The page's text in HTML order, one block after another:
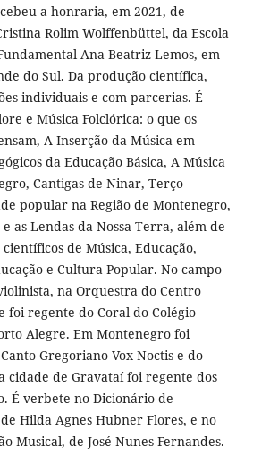
a honraria, em 2021, de
Rolim Wolffenbüttel, da Escola
Ana Beatriz Lemos, em
do Sul. Da produção científica,
individuais e com parcerias. É
e Música Folclórica: o que os
A Inserção da Música em
da Educação Básica, A Música
Cantigas de Ninar, Terço
popular na Região de Montenegro,
e as Lendas da Nossa Terra, além de
de Música, Educação,
e Cultura Popular. No campo
na Orquestra do Centro
foi regente do Coral do Colégio
Alegre. Em Montenegro foi
Gregoriano Vox Noctis e do
cidade de Gravataí foi regente dos
É verbete no Dicionário de
Hilda Agnes Hubner Flores, e no
Musical, de José Nunes Fernandes.